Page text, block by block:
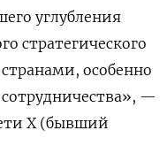
углубления
стратегического
особенно
—
Х (бывший